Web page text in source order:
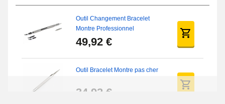
Outil Changement Bracelet
Montre Professionnel
49,92 €
Outil Bracelet Montre pas cher
34,92 €